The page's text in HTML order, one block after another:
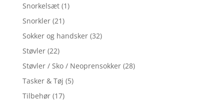
Snorkelsæt (1)
Snorkler (21)
Sokker og handsker (32)
Støvler (22)
Støvler / Sko / Neoprensokker (28)
Tasker & Tøj (5)
Tilbehør (17)